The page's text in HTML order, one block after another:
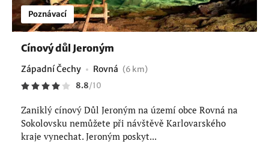
Poznávací
Cínový důl Jeroným
Západní Čechy Rovná (6 km)
8.8/10
Zaniklý cínový Důl Jeroným na území obce Rovná na
Sokolovsku nemůžete při návštěvě Karlovarského
kraje vynechat. Jeroným poskyt...